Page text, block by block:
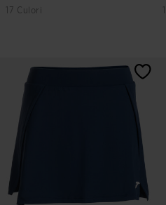
17 Culori
5 din 5 evaluări ale clienților